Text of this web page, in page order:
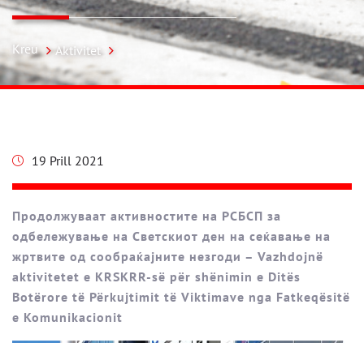
Kreu Aktivitet
19 Prill 2021
Продолжуваат активностите на РСБСП за
одбележување на Светскиот ден на сеќавање на
жртвите од сообраќајните незгоди – Vazhdojnë
aktivitetet e KRSKRR-së për shënimin e Ditës
Botërore të Përkujtimit të Viktimave nga Fatkeqësitë
e Komunikacionit